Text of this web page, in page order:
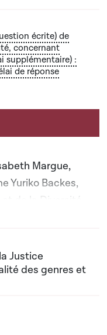
écrite) de
concernant
supplémentaire) :
de réponse
Margue,
Yuriko Backes,
de la Diversité
ou cacher tous les
Justice
des genres et